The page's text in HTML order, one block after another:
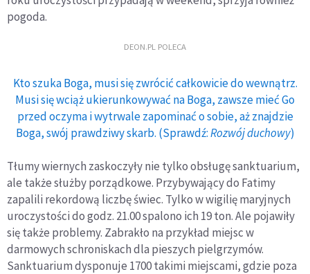
pogoda.
DEON.PL POLECA
Kto szuka Boga, musi się zwrócić całkowicie do wewnątrz.
Musi się wciąż ukierunkowywać na Boga, zawsze mieć Go
przed oczyma i wytrwale zapominać o sobie, aż znajdzie
Boga, swój prawdziwy skarb. (Sprawdź:Rozwój duchowy)
Tłumy wiernych zaskoczyły nie tylko obsługę sanktuarium,
ale także służby porządkowe. Przybywający do Fatimy
zapalili rekordową liczbę świec. Tylko w wigilię maryjnych
uroczystości do godz. 21.00 spalono ich 19 ton. Ale pojawiły
się także problemy. Zabrakło na przykład miejsc w
darmowych schroniskach dla pieszych pielgrzymów.
Sanktuarium dysponuje 1700 takimi miejscami, gdzie poza